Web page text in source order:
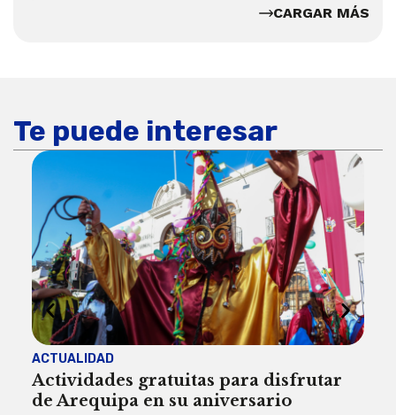
CARGAR MÁS
Te puede interesar
ACTUALIDAD
Actividades gratuitas para disfrutar
de Arequipa en su aniversario